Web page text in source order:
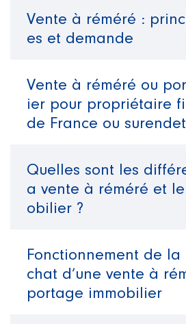
Vente à réméré :
es et demande
Vente à réméré ou
ier pour propriétaire
de France ou
Quelles sont les
a vente à réméré et
obilier ?
Fonctionnement de
chat d’une vente à
portage immobilier